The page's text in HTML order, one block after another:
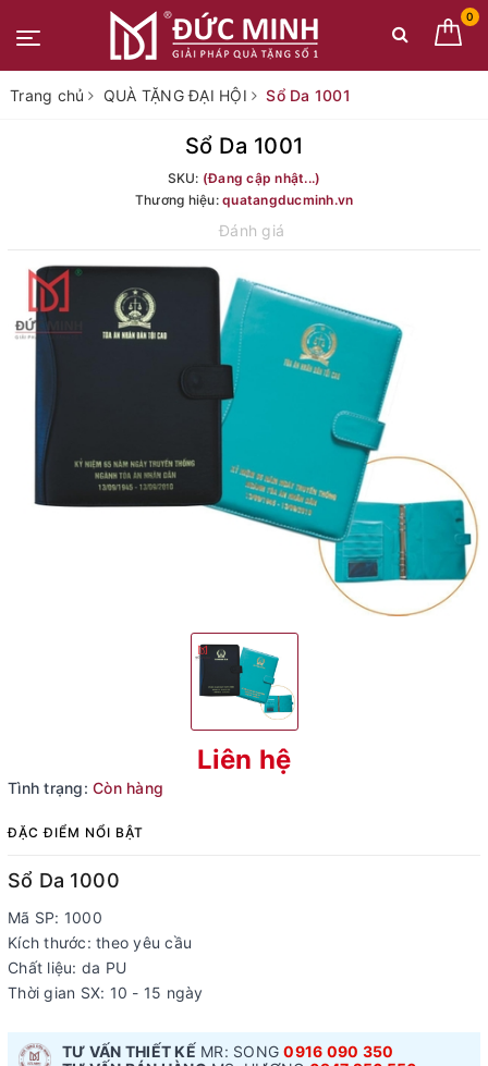
0
Trang chủ QUÀ TẶNG ĐẠI HỘI Sổ Da 1001
Sổ Da 1001
SKU: (Đang cập nhật...)
Thương hiệu: quatangducminh.vn
Đánh giá
Liên hệ
Tình trạng: Còn hàng
ĐẶC ĐIỂM NỔI BẬT
Sổ Da 1000
Mã SP: 1000
Kích thước: theo yêu cầu
Chất liệu: da PU
Thời gian SX: 10 - 15 ngày
TƯ VẤN THIẾT KẾ MR: SONG0916 090 350